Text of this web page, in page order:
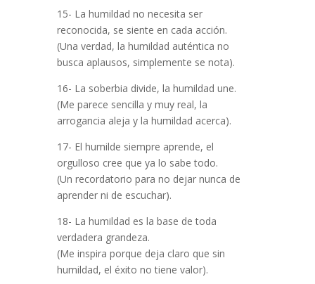
15- La humildad no necesita ser
reconocida, se siente en cada acción.
(Una verdad, la humildad auténtica no
busca aplausos, simplemente se nota).
16- La soberbia divide, la humildad une.
(Me parece sencilla y muy real, la
arrogancia aleja y la humildad acerca).
17- El humilde siempre aprende, el
orgulloso cree que ya lo sabe todo.
(Un recordatorio para no dejar nunca de
aprender ni de escuchar).
18- La humildad es la base de toda
verdadera grandeza.
(Me inspira porque deja claro que sin
humildad, el éxito no tiene valor).